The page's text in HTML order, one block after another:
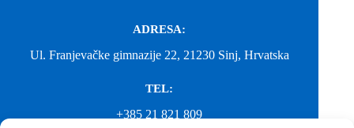
ADRESA:
Ul. Franjevačke gimnazije 22, 21230 Sinj, Hrvatska
TEL:
+385 21 821 809